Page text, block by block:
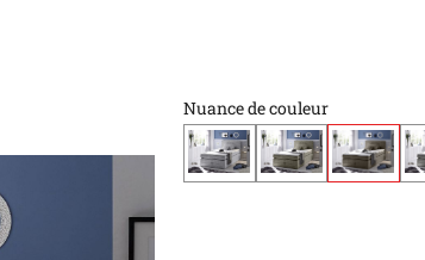
Nuance de couleur